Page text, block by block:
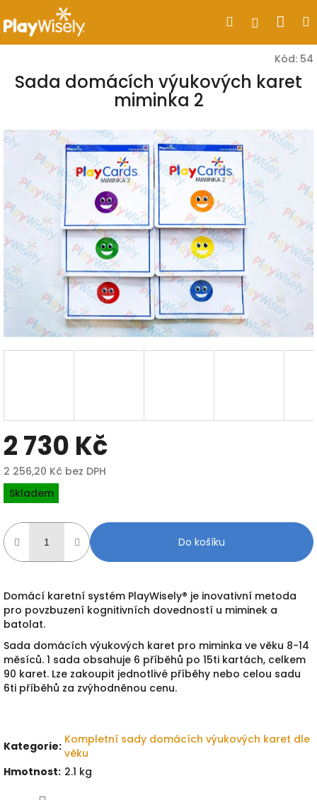
na
obsah
Hledat
Kód: 54
Sada domácích výukových karet
miminka 2
2 730 Kč
2 256,20 Kč bez DPH
Měrná
cena:
Skladem
Do košíku
Domácí karetní systém PlayWisely® je inovativní metoda
pro povzbuzení kognitivních dovedností u miminek a
batolat.
Sada domácích výukových karet pro miminka ve věku 8-14
měsíců. 1 sada obsahuje 6 příběhů po 15ti kartách, celkem
90 karet. Lze zakoupit jednotlivé příběhy nebo celou sadu
6ti příběhů za zvýhodněnou cenu.
Kategorie: Kompletní sady domácích výukových karet dle
věku
Hmotnost: 2.1 kg